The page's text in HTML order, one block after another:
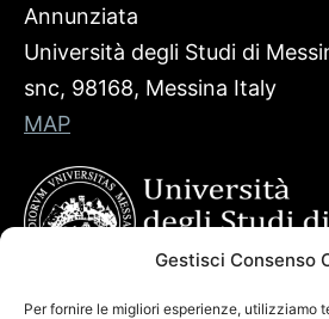
Gestisci Consenso
Per fornire le migliori esperienze, utilizziamo
Annunziata
Università degli Studi di
snc, 98168, Messina Italy
MAP